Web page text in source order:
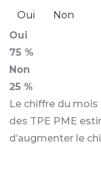
Oui
Non
Oui
75 %
Non
25 %
Le chiffre du mois
des TPE PME
d’augmenter le